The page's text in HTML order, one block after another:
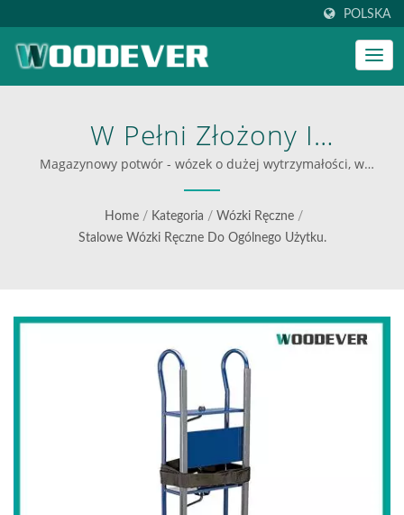
POLSKA
W Pełni Złożony I
Wykonany Z Trwałej
Stalowej Ramy, Ten
Przemysłowy Wózek Do
Pokonywać Schody I
Przenosić Ciężkie Ładunki.
| WOODEVER: Twoje
Ostateczne Źródło
Stalowych I Aluminiowych
Drabin Oraz Wózków
Magazynowy potwór - wózek o dużej wytrzymałości, w
całości spawany. | Dostawca przemysłowych wózków
składanych
Home / Kategoria / Wózki Ręczne /
Stalowe Wózki Ręczne Do Ogólnego Użytku.